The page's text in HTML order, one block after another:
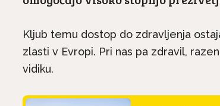
Kljub temu dostop do zdravljenja
zlasti v Evropi. Pri nas pa zdravil,
vidiku.